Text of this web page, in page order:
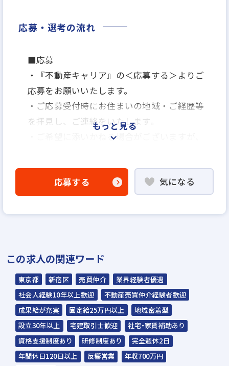
応募・選考の流れ
■応募
・『不動産キャリア』の＜応募する＞よりご
応募をお願いいたします。
・ご応募受付時にお住まいの地域・ご経歴等
を拝見し、ご連絡をいたします。
・ご希望に添いかねる場合がございますが、
す。
■選考フロー
会社説明・面談→1次面接→最終面接
当社では「売買仲介」
だけでなく、お客様の
ご要望に合わせて当社
が直接買取る「不動産
買取サービス」も実施
しています。売却のご
相談をいただいたとき
には、様々な選択肢を
ご提案できるのも当社
のつよみです。
もっと見る
応募する 気になる
この求人の関連ワード
東京都 新宿区 売買仲介
業界経験者優遇
社会人経験10年以上歓迎
不動産売買仲介経験者歓迎
成果給が充実
固定給25万円以上
地域密着型
設立30年以上
宅建取引士歓迎
社宅・家賃補助あり
資格支援制度あり
研修制度あり
完全週休2日
年間休日120日以上
反響営業
年収700万円